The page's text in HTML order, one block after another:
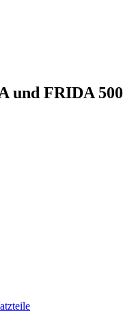
und FRIDA 500